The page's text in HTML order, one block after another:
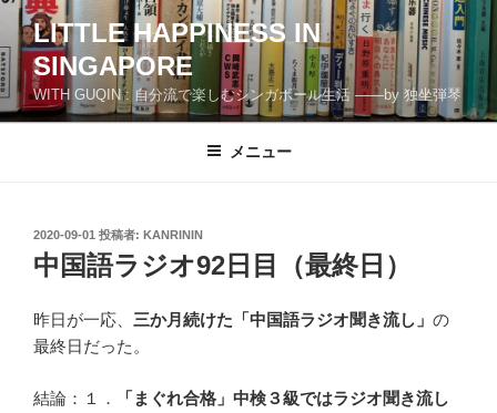
テ
ン
ツ
LITTLE HAPPINESS IN
SINGAPORE
WITH GUQIN : 自分流で楽しむシンガポール生活 ――by 独坐弾琴
メニュー
投
日:
2020-09-01 投稿者: KANRININ
中国語ラジオ92日目（最終日）
昨日が一応、 三か月続けた「中国語ラジオ聞き流し」 の
最終日だった。
結論：１．
「まぐれ合格」中検３級ではラジオ聞き流し